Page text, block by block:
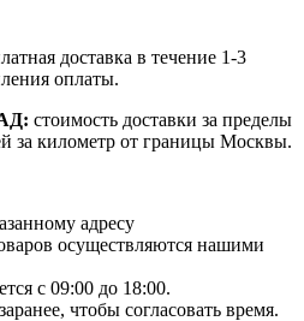
доставка в течение 1-3
оплаты.
стоимость доставки за пределы
за километр от границы Москвы.
адресу
осуществляются нашими
с 09:00 до 18:00.
чтобы согласовать время.